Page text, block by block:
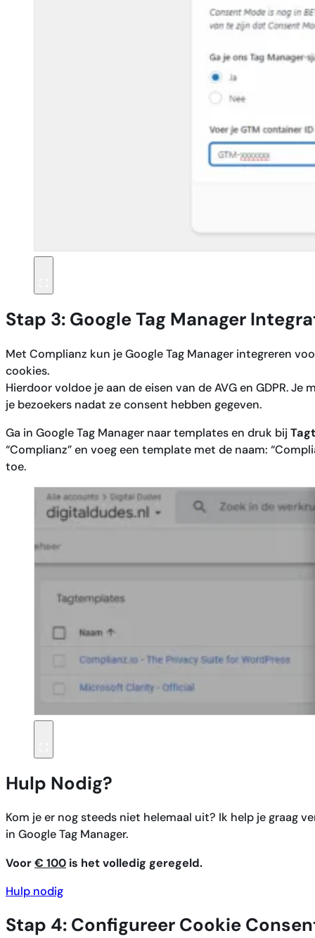
Stap 3: Google Tag Manager
Met Complianz kun je Google Tag Manager integreren
cookies.
Hierdoor voldoe je aan de eisen van de AVG en GDPR.
je bezoekers nadat ze consent hebben gegeven.
Ga in Google Tag Manager naar templates en druk bij
“Complianz” en voeg een template met de naam:
toe.
Hulp Nodig?
Kom je er nog steeds niet helemaal uit? Ik help je graag
in Google Tag Manager.
Voor€ 100 is het volledig geregeld.
Hulp nodig
Stap 4: Configureer Cookie